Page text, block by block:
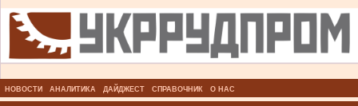
НОВОСТИ АНАЛИТИКА ДАЙДЖЕСТ СПРАВОЧНИК О НАС